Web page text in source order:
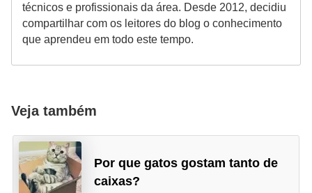
técnicos e profissionais da área. Desde 2012, decidiu
compartilhar com os leitores do blog o conhecimento
que aprendeu em todo este tempo.
Veja também
Por que gatos gostam tanto de
caixas?
r
n
n
t
a
i